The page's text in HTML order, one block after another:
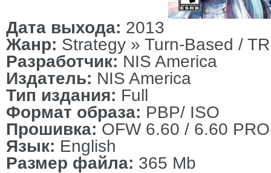
Дата выхода: 2013
Жанр: Strategy » Turn-Based /
Разработчик: NIS America
Издатель: NIS America
Тип издания: Full
Формат образа: PBP/ ISO
Прошивка: OFW 6.60 / 6.60
Язык: English
Размер файла: 365 Mb